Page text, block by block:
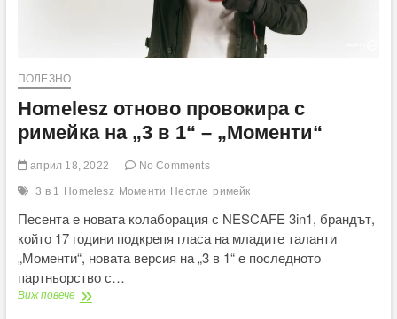
ПОЛЕЗНО
Homelesz отново провокира с
римейка на „3 в 1“ – „Моменти“
април 18, 2022 No Comments
3 в 1 Homelesz Моменти Нестле римейк
Песента е новата колаборация с NESCAFE 3in1, брандът,
който 17 години подкрепя гласа на младите таланти
„Моменти“, новата версия на „3 в 1“ е последното
партньорство с…
Виж повечеHomelesz